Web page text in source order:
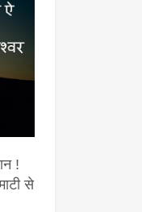
!
से